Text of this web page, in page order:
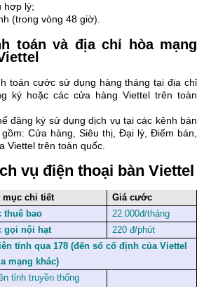
hợp lý;
(trong vòng 48 giờ).
toán và địa chỉ hòa mạng
toán cước sử dụng hàng tháng tại địa chỉ
ký hoặc các cửa hàng Viettel trên toàn
đăng ký sử dụng dịch vụ tại các kênh bán
Cửa hàng, Siêu thị, Đại lý, Điểm bán,
Viettel trên toàn quốc.
vụ điện thoại bàn Viettel
mục chi tiết
Giá cước
thuê bao
22.000đ/tháng
gọi nội hạt 220 đ/phút
tỉnh qua 178 (đến số cố định của Viettel
mạng khác)
tỉnh truyền thống